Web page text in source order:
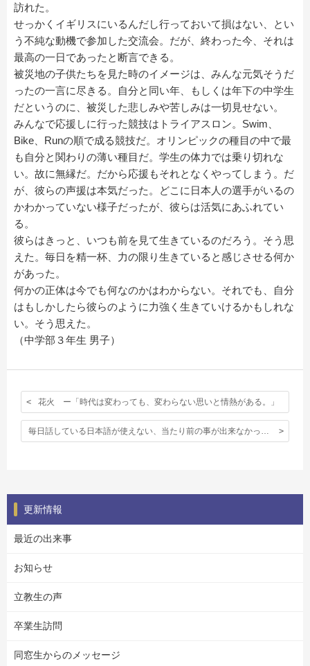
訪れた。
せっかくイギリスにいるんだし行っておいて損はない、とい
う不純な動機で参加した交流会。だが、終わった今、それは
最高の一日であったと断言できる。
被災地の子供たちを見た時のイメージは、みんな元気そうだ
ったの一言に尽きる。自分と同い年、もしくは年下の中学生
だというのに、被災した悲しみや苦しみは一切見せない。
みんなで応援しに行った競技はトライアスロン。Swim、
Bike、Runの順で成る競技だ。オリンピックの種目の中で最
も自分と関わりの薄い種目だ。学生の体力では乗り切れな
い。故に無縁だ。だから応援もそれとなくやってしまう。だ
が、彼らの声援は本気だった。どこに日本人の選手がいるの
かわかっていない様子だったが、彼らは活気にあふれてい
る。
彼らはきっと、いつも前を見て生きているのだろう。そう思
えた。毎日を精一杯、力の限り生きていると感じさせる何か
があった。
何かの正体は今でも何なのかはわからない。それでも、自分
はもしかしたら彼らのように力強く生きていけるかもしれな
い。そう思えた。
（中学部３年生 男子）
花火 ー「時代は変わっても、変わらない思いと情熱がある。」
更新情報
最近の出来事
お知らせ
立教生の声
卒業生訪問
同窓生からのメッセージ